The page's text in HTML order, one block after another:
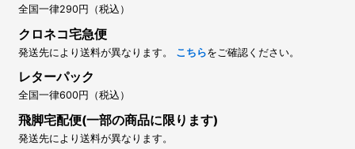
全国一律290円（税込）
クロネコ宅急便
発送先により送料が異なります。 こちらをご確認ください。
レターパック
全国一律600円（税込）
飛脚宅配便(一部の商品に限ります)
発送先により送料が異なります。